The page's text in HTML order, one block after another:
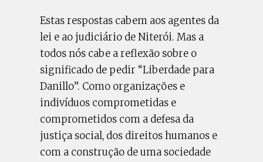
Estas respostas cabem aos agentes da
lei e ao judiciário de Niterói. Mas a
todos nós cabe a reflexão sobre o
significado de pedir “Liberdade para
Danillo”. Como organizações e
indivíduos comprometidas e
comprometidos com a defesa da
justiça social, dos direitos humanos e
com a construção de uma sociedade